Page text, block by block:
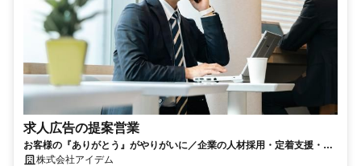
求人広告の提案営業
お客様の『ありがとう』がやりがいに／企業の人材採用・定着支援・人
材育成をワンストップで解決
株式会社アイデム